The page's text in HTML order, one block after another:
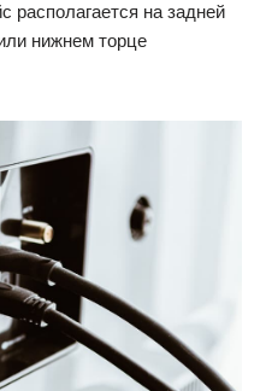
располагается на задней
нижнем торце